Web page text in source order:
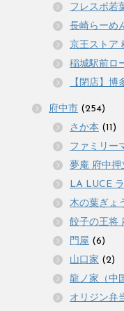
フレスポ若
長崎らーめ
京王ストア
稲城駅前ロ
【閉店】
府中市 (254)
さか本 (11)
ファミリー
夢庵 府中押
LA LUCE
木の葉ぎょ
餃子の王将
門屋 (6)
山口家 (2)
龍ノ家（中
オリジン弁